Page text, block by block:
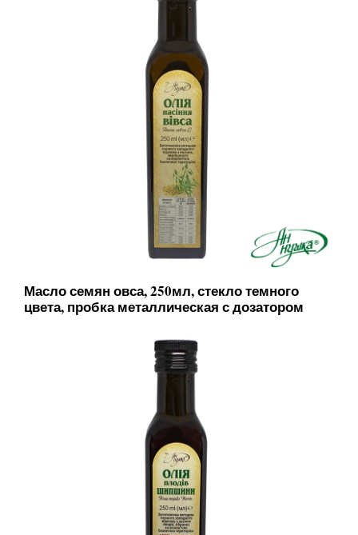
Масло семян овса, 250мл, стекло темного
цвета, пробка металлическая с дозатором